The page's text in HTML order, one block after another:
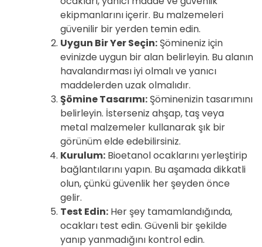
ekipmanlarını içerir. Bu malzemeleri
güvenilir bir yerden temin edin.
Uygun Bir Yer Seçin: Şömineniz için
evinizde uygun bir alan belirleyin. Bu alanın
havalandırması iyi olmalı ve yanıcı
maddelerden uzak olmalıdır.
Şömine Tasarımı: Şöminenizin tasarımını
belirleyin. İsterseniz ahşap, taş veya
metal malzemeler kullanarak şık bir
görünüm elde edebilirsiniz.
Kurulum: Bioetanol ocaklarını yerleştirip
bağlantılarını yapın. Bu aşamada dikkatli
olun, çünkü güvenlik her şeyden önce
gelir.
Test Edin: Her şey tamamlandığında,
ocakları test edin. Güvenli bir şekilde
yanıp yanmadığını kontrol edin.